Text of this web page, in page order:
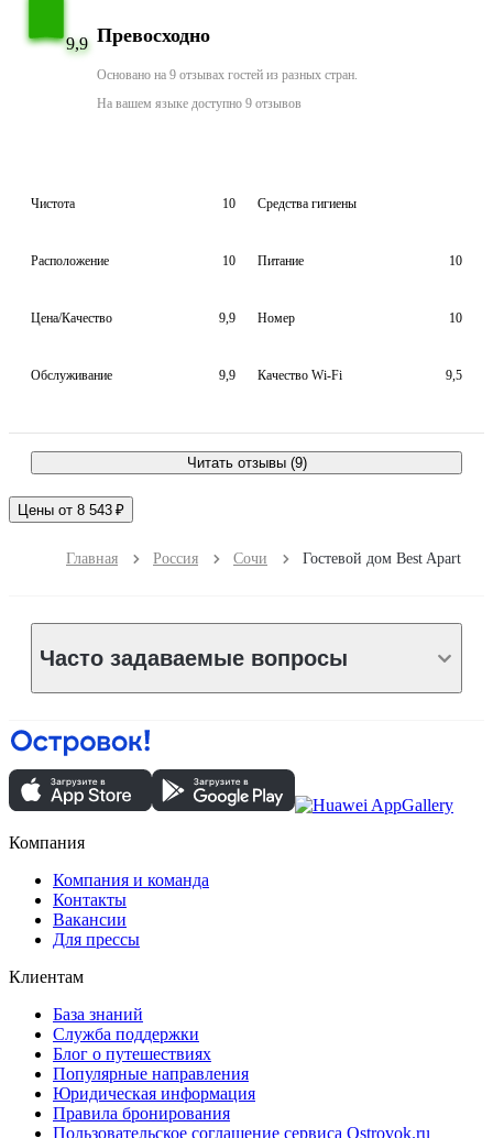
9,9 Превосходно
Основано на 9 отзывах гостей из разных стран.
На вашем языке доступно 9 отзывов
Чистота 10 Средства гигиены
Расположение 10 Питание 10
Цена/Качество 9,9 Номер 10
Обслуживание 9,9 Качество Wi-Fi 9,5
Читать отзывы (9)
Цены от 8 543 ₽
Главная Россия Сочи Гостевой дом Best Apart
Часто задаваемые вопросы
Компания
Компания и команда
Контакты
Вакансии
Для прессы
Клиентам
База знаний
Служба поддержки
Блог о путешествиях
Популярные направления
Юридическая информация
Правила бронирования
Пользовательское соглашение сервиса Ostrovok.ru